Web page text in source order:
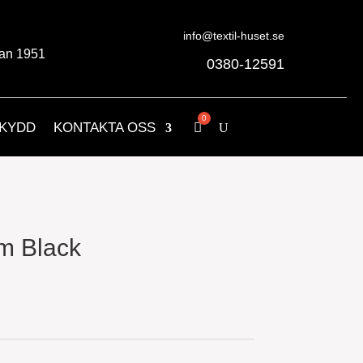
1951
info@textil-huset.se
0380-12591
KONTAKTA OSS
Black